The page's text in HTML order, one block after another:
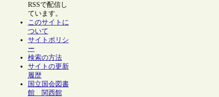
RSSで配信し
ています。
このサイトに
ついて
サイトポリシ
ー
検索の方法
サイトの更新
履歴
国立国会図書
館 関西館